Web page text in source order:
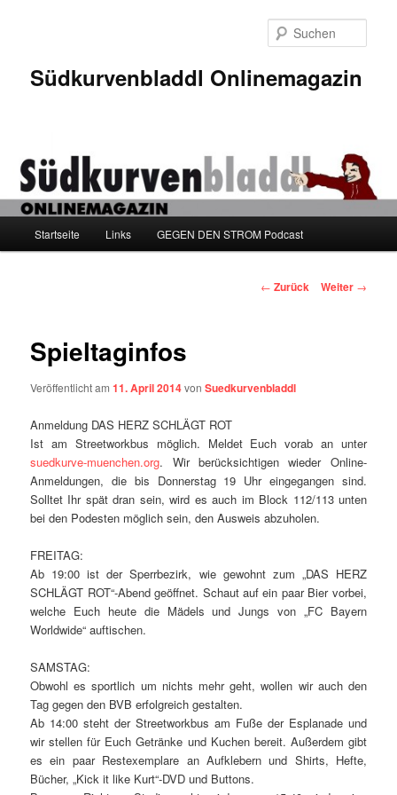
Südkurvenbladdl Onlinemagazin
Startseite Links GEGEN DEN STROM Podcast
Beitragsnavigation
← Zurück Weiter →
Spieltaginfos
Veröffentlicht am11. April 2014vonSuedkurvenbladdl
Anmeldung DAS HERZ SCHLÄGT ROT
Ist am Streetworkbus möglich. Meldet Euch vorab an unter
suedkurve-muenchen.org. Wir berücksichtigen wieder Online-
Anmeldungen, die bis Donnerstag 19 Uhr eingegangen sind.
Solltet Ihr spät dran sein, wird es auch im Block 112/113 unten
bei den Podesten möglich sein, den Ausweis abzuholen.
FREITAG:
Ab 19:00 ist der Sperrbezirk, wie gewohnt zum „DAS HERZ
SCHLÄGT ROT“-Abend geöffnet. Schaut auf ein paar Bier vorbei,
welche Euch heute die Mädels und Jungs von „FC Bayern
Worldwide“ auftischen.
SAMSTAG:
Obwohl es sportlich um nichts mehr geht, wollen wir auch den
Tag gegen den BVB erfolgreich gestalten.
Ab 14:00 steht der Streetworkbus am Fuße der Esplanade und
wir stellen für Euch Getränke und Kuchen bereit. Außerdem gibt
es ein paar Restexemplare an Aufklebern und Shirts, Hefte,
Bücher, „Kick it like Kurt“-DVD und Buttons.